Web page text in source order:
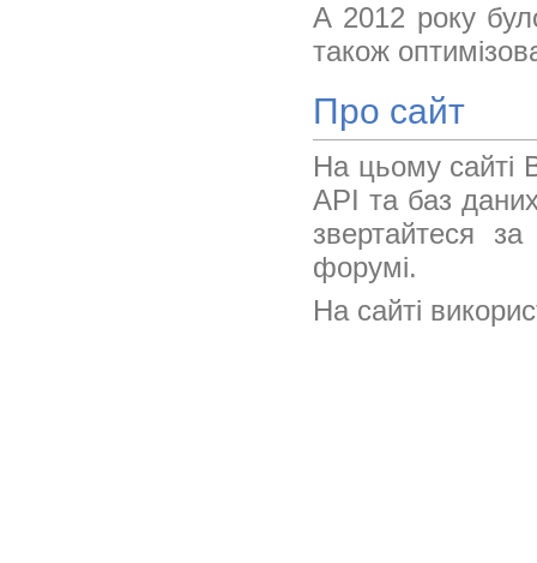
А 2012 року
також
Про сайт
На цьому сайті
API та баз
звертайтеся
форумі.
На сайті